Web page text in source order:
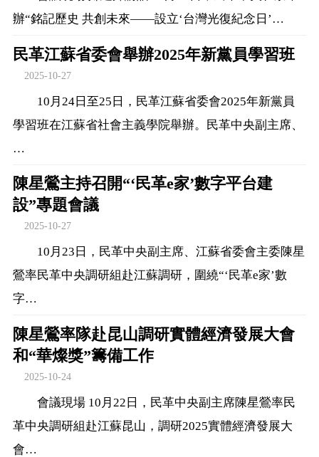
辦“銘記歷史 共創未來——設立‘台灣光復紀念日’…
民革江蘇省委會舉辦2025年新黨員學習班
2025-10-27
10月24日至25日，民革江蘇省委會2025年新黨員
學習班在江蘇省社會主義學院舉辦。民革中央副主席、
…
陳星鶯主持召開“‘民革e家’數字平台建
設”專題會議
2025-10-27
10月23日，民革中央副主席、江蘇省委會主委陳星
鶯率民革中央調研組赴江蘇調研，圍繞“‘民革e家’數
字…
陳星鶯率隊赴昆山調研實體經濟發展大會
和“華燦獎”籌備工作
2025-10-24
會議現場 10月22日，民革中央副主席陳星鶯率民
革中央調研組赴江蘇昆山，調研2025實體經濟發展大
會…